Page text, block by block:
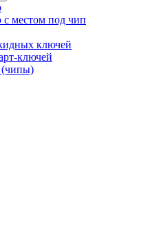
с местом под чип
ключей
ключей
(чипы)